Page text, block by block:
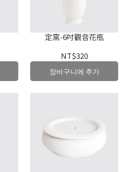
定窯-6吋觀音花瓶
NT$320
장바구니에 추가